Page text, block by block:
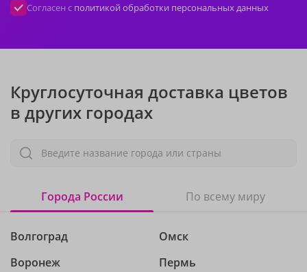
Согласен с политикой обработки персональных данных
Круглосуточная доставка цветов
в других городах
Введите название города или страны
Города России По всему миру
Волгоград
Воронеж
Омск
Пермь